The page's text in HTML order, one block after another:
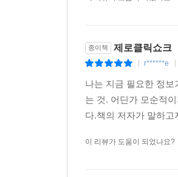
종이책 제로클릭쇼크
r******e
나는 지금 필요한 정
는 것. 어딘가 모순적
다.책의 저자가 말하
이 리뷰가 도움이 되었나요?